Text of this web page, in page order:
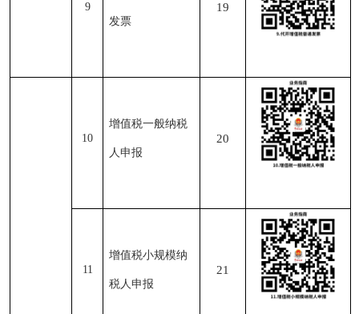
9
发票
19
10
增值税一般纳税
人申报
20
11
增值税小规模纳
税人申报
21